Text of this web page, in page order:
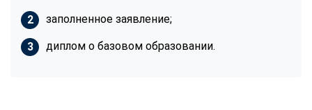
заполненное заявление;
диплом о базовом образовании.